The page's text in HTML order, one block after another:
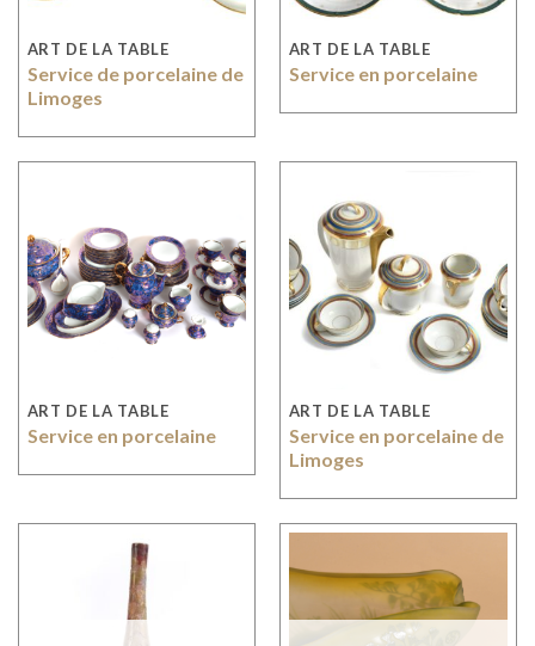
ART DE LA TABLE
Service de porcelaine de
Limoges
ART DE LA TABLE
Service en porcelaine
ART DE LA TABLE
Service en porcelaine
ART DE LA TABLE
Service en porcelaine de
Limoges